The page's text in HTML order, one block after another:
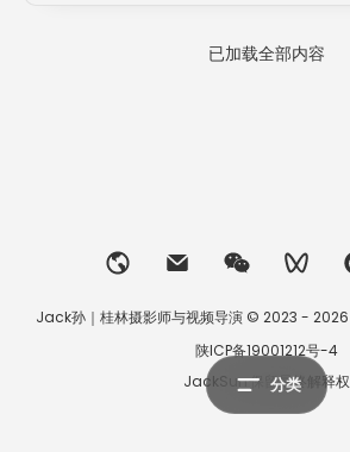
已加载全部内容
Jack孙｜桂林摄影师与视频导演 © 2023 - 2026
陕ICP备19001212号-4
JackSun·保留最终解释权
分类